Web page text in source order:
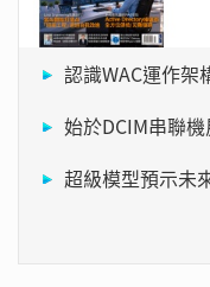
認識WAC運作
始於DCIM串聯
超級模型預示未